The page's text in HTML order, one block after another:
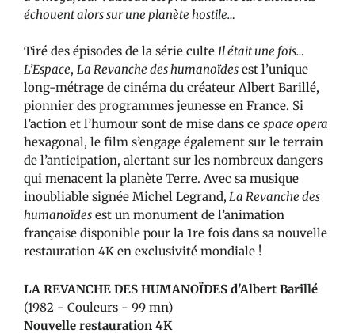
échouent alors sur une planète hostile…
Tiré des épisodes de la série culte Il était une fois…
L’Espace, La Revanche des humanoïdes est l’unique
long-métrage de cinéma du créateur Albert Barillé,
pionnier des programmes jeunesse en France. Si
l’action et l’humour sont de mise dans ce space opera
hexagonal, le film s’engage également sur le terrain
de l’anticipation, alertant sur les nombreux dangers
qui menacent la planète Terre. Avec sa musique
inoubliable signée Michel Legrand, La Revanche des
humanoïdes est un monument de l’animation
française disponible pour la 1re fois dans sa nouvelle
restauration 4K en exclusivité mondiale !
LA REVANCHE DES HUMANOÏDES d'Albert Barillé
(1982 - Couleurs - 99 mn)
Nouvelle restauration 4K